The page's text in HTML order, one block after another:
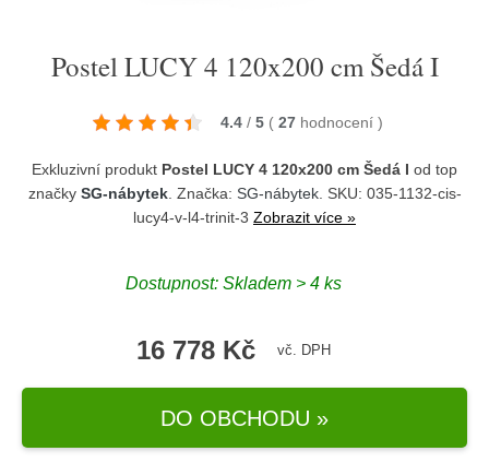
Postel LUCY 4 120x200 cm Šedá I
4.4 / 5 ( 27 hodnocení )
Exkluzivní produkt Postel LUCY 4 120x200 cm Šedá I od top
značky SG-nábytek. Značka: SG-nábytek. SKU: 035-1132-cis-
lucy4-v-l4-trinit-3 Zobrazit více »
Dostupnost: Skladem > 4 ks
16 778 Kč vč. DPH
DO OBCHODU »